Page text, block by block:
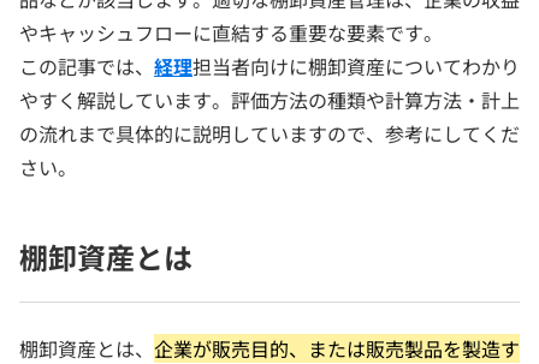
やキャッシュフローに直結する重要な要素です。
この記事では、 経理担当者向けに棚卸資産についてわかり
やすく解説しています。評価方法の種類や計算方法・計上
の流れまで具体的に説明していますので、参考にしてくだ
さい。
棚卸資産とは
棚卸資産とは、 企業が販売目的、または販売製品を製造す